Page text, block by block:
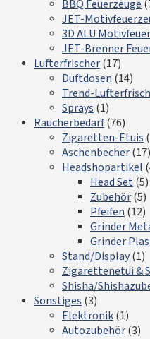
BBQ Feuerzeuge
JET-
3D ALU
JET-Brenner
Lufterfrischer(17)
Duftdosen (14)
Trend-
Sprays (1)
Raucherbedarf(76)
Zigaretten-Etuis
Aschenbecher(17)
Headshopartikel
Head Set(5)
Zubehör(5)
Pfeifen (12)
Grinder
Grinder
Stand/Display(1)
Zigarettenetui &
Shisha/
Sonstiges (3)
Elektronik(1)
Autozubehör(3)